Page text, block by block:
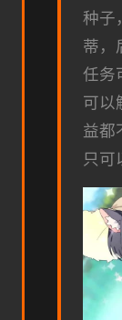
种子
蒂，
任务
可以
益都
只可